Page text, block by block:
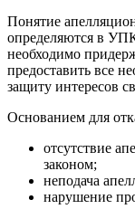
Понятие
определяются в
необходимо
предоставить все
защиту интересов
Основанием для
отсутствие
законом;
неподача
нарушение